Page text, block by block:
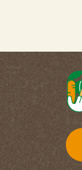
6月(1)
5月(2)
4月(2)
3月(3)
4月(7)
3月(4)
2月(5)
1月(12)
9月(11)
8月(5)
7月(8)
6月(11)
5月(8)